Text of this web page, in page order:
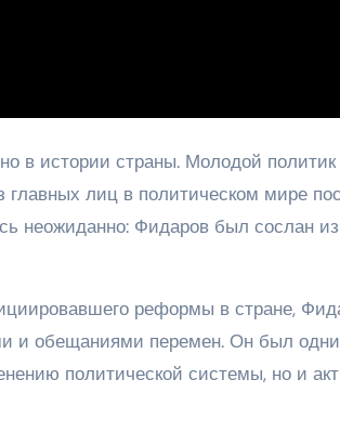
в истории страны. Молодой
лиц в политическом мире
неожиданно: Фидаров был сослан
реформы в стране,
и обещаниями перемен. Он был
политической системы, но и